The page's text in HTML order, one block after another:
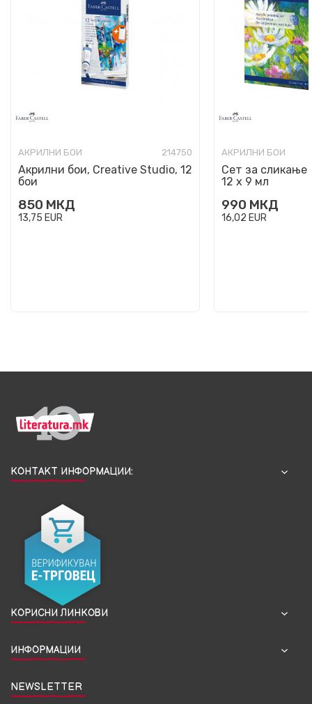
АКРИЛНИ БОИ 214750
Акрилни бои, Creative Studio, 12
бои
850 МКД
13,75 EUR
АКРИЛНИ БОИ
Сет за сликање
12 х 9 мл
990 МКД
16,02 EUR
КОНТАКТ ИНФОРМАЦИИ:
КОРИСНИ ЛИНКОВИ
ИНФОРМАЦИИ
NEWSLETTER